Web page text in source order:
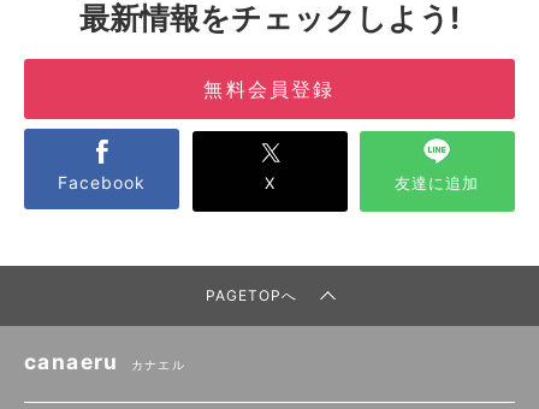
最新情報をチェックしよう!
無料会員登録
Facebook X 友達に追加
PAGETOPへ
canaeru カナエル